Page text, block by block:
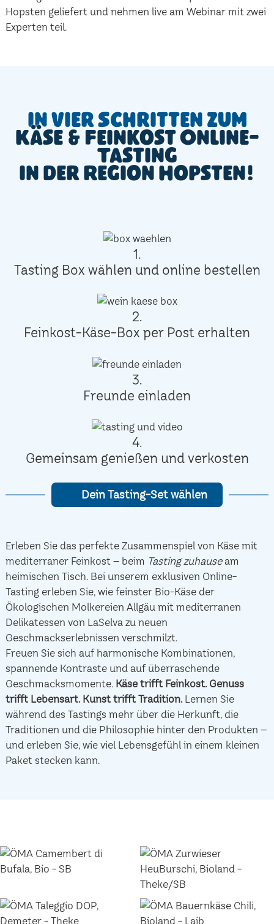
Hopsten geliefert und nehmen live am Webinar mit zwei
Experten teil.
In vier Schritten zum
Käse & Feinkost Online-
Tasting
in der Region Hopsten!
1.
Tasting Box wählen und online bestellen
2.
Feinkost-Käse-Box per Post erhalten
3.
Freunde einladen
4.
Gemeinsam genießen und verkosten
Dein Tasting-Set wählen
Erleben Sie das perfekte Zusammenspiel von Käse mit
mediterraner Feinkost – beim Tasting zuhauseam
heimischen Tisch. Bei unserem exklusiven Online-
Tasting erleben Sie, wie feinster Bio-Käse der
Ökologischen Molkereien Allgäu mit mediterranen
Delikatessen von LaSelva zu neuen
Geschmackserlebnissen verschmilzt.
Freuen Sie sich auf harmonische Kombinationen,
spannende Kontraste und auf überraschende
Geschmacksmomente. Käse trifft Feinkost. Genuss
trifft Lebensart. Kunst trifft Tradition.Lernen Sie
während des Tastings mehr über die Herkunft, die
Traditionen und die Philosophie hinter den Produkten –
und erleben Sie, wie viel Lebensgefühl in einem kleinen
Paket stecken kann.